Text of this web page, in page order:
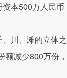
本500万人民币
川、滩的立体
额减少800万份